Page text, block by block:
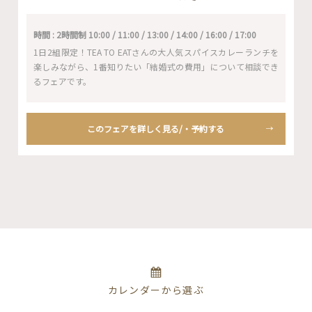
時間 : 2時間制 10:00 / 11:00 / 13:00 / 14:00 / 16:00 / 17:00
1日2組限定！TEA TO EATさんの大人気スパイスカレーランチを
楽しみながら、1番知りたい「結婚式の費用」について相談でき
るフェアです。
このフェアを詳しく見る/・予約する
カレンダーから選ぶ